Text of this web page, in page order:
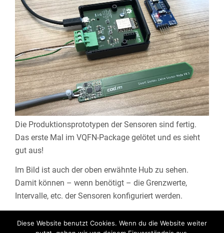
Die Produktionsprototypen der Sensoren sind fertig.
Das erste Mal im VQFN-Package gelötet und es sieht
gut aus!
Im Bild ist auch der oben erwähnte Hub zu sehen.
Damit können – wenn benötigt – die Grenzwerte,
Intervalle, etc. der Sensoren konfiguriert werden.
Diese Website benutzt Cookies. Wenn du die Website weiter